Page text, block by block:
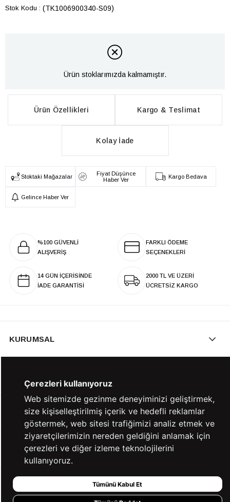
Stok Kodu (TK1006900340-S09)
Ürün stoklarımızda kalmamıştır.
Ürün Özellikleri Kargo & Teslimat
Kolay İade
Stoktaki Mağazalar
Fiyat Düşünce
Haber Ver
Kargo Bedava
Gelince Haber Ver
%100 GÜVENLİ
ALIŞVERİŞ
FARKLI ÖDEME
SEÇENEKLERİ
14 GÜN İÇERİSİNDE
İADE GARANTİSİ
2000 TL VE ÜZERİ
ÜCRETSİZ KARGO
KURUMSAL
YARDIM
BİZE ULAŞIN
HIZLI ERİŞİM
Çerezleri kullanıyoruz
Web sitemizde gezinme deneyiminizi geliştirmek,
size kişiselleştirilmiş içerik ve hedefli reklamlar
göstermek, web sitesi trafiğimizi analiz etmek ve
ziyaretçilerimizin nereden geldiğini anlamak için
çerezleri ve diğer izleme teknolojilerini
kullanıyoruz.
Tümünü Kabul Et